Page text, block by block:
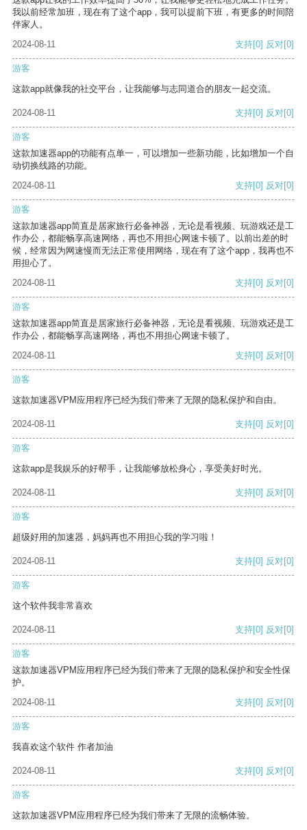
我以前经常加班，现在有了这个app，我可以提前下班，有更多的时间陪
伴家人。
2024-08-11
支持[0] 反对[0]
游客
这款app就像我的社交平台，让我能够与志同道合的朋友一起交流。
2024-08-11 支持[0] 反对[0]
游客
这款加速器app的功能有点单一，可以增加一些新功能，比如增加一个自
动切换线路的功能。
2024-08-11
支持[0] 反对[0]
游客
这款加速器app简直是居家旅行必备神器，无论是看视频、玩游戏还是工
作办公，都能畅享高速网络，再也不用担心网速卡顿了。以前出差的时
候，经常因为网速慢而无法正常使用网络，现在有了这个app，我再也不
用担心了。
2024-08-11
支持[0] 反对[0]
游客
这款加速器app简直是居家旅行必备神器，无论是看视频、玩游戏还是工
作办公，都能畅享高速网络，再也不用担心网速卡顿了。
2024-08-11
支持[0] 反对[0]
游客
这款加速器VPM应用程序已经为我们带来了无限的隐私保护和自由。
2024-08-11 支持[0] 反对[0]
游客
这款app是我娱乐的好帮手，让我能够放松身心，享受美好时光。
2024-08-11 支持[0] 反对[0]
游客
超级好用的加速器，妈妈再也不用担心我的学习啦！
2024-08-11 支持[0] 反对[0]
游客
这个软件我非常喜欢
2024-08-11 支持[0] 反对[0]
游客
这款加速器VPM应用程序已经为我们带来了无限的隐私保护和安全性保
护。
2024-08-11
支持[0] 反对[0]
游客
我喜欢这个软件 作者加油
2024-08-11 支持[0] 反对[0]
游客
这款加速器VPM应用程序已经为我们带来了无限的流畅体验。